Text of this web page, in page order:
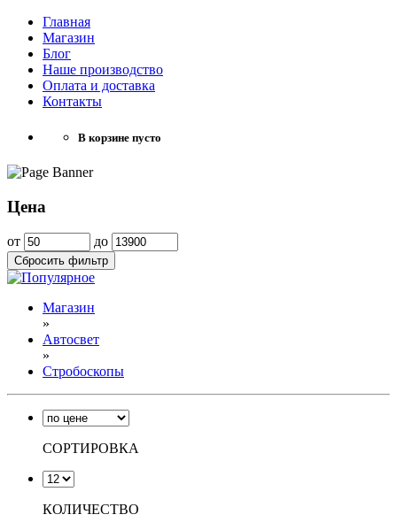
Главная
Магазин
Блог
Наше производство
Оплата и доставка
Контакты
В корзине пусто
Цена
от до
Сбросить фильтр
Магазин
»
Автосвет
»
Стробоскопы
СОРТИРОВКА
КОЛИЧЕСТВО